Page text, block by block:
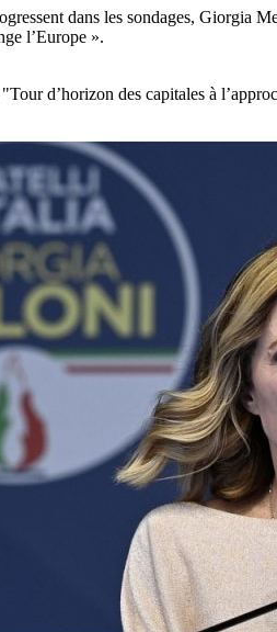
dans les sondages, Giorgia
l’Europe ».
"Tour d’horizon des capitales à